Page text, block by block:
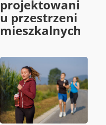
projektowani
u przestrzeni
mieszkalnych